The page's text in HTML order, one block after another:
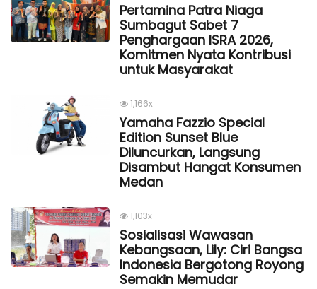
Pertamina Patra Niaga
Sumbagut Sabet 7
Penghargaan ISRA 2026,
Komitmen Nyata Kontribusi
untuk Masyarakat
1,166x
Yamaha Fazzio Special
Edition Sunset Blue
Diluncurkan, Langsung
Disambut Hangat Konsumen
Medan
1,103x
Sosialisasi Wawasan
Kebangsaan, Lily: Ciri Bangsa
Indonesia Bergotong Royong
Semakin Memudar